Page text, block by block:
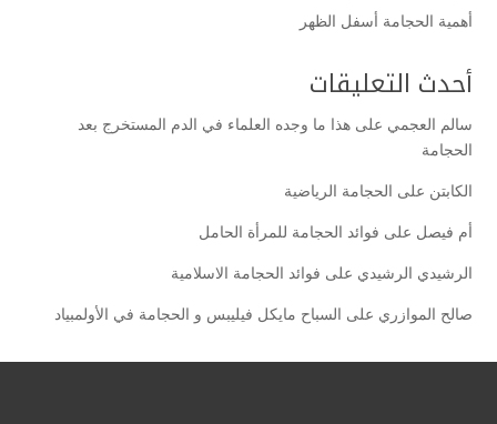
أهمية الحجامة أسفل الظهر
أحدث التعليقات
سالم العجمي على هذا ما وجده العلماء في الدم المستخرج بعد
الحجامة
الكابتن على الحجامة الرياضية
أم فيصل على فوائد الحجامة للمرأة الحامل
الرشيدي الرشيدي على فوائد الحجامة الاسلامية
صالح الموازري على السباح مايكل فيليبس و الحجامة في الأولمبياد